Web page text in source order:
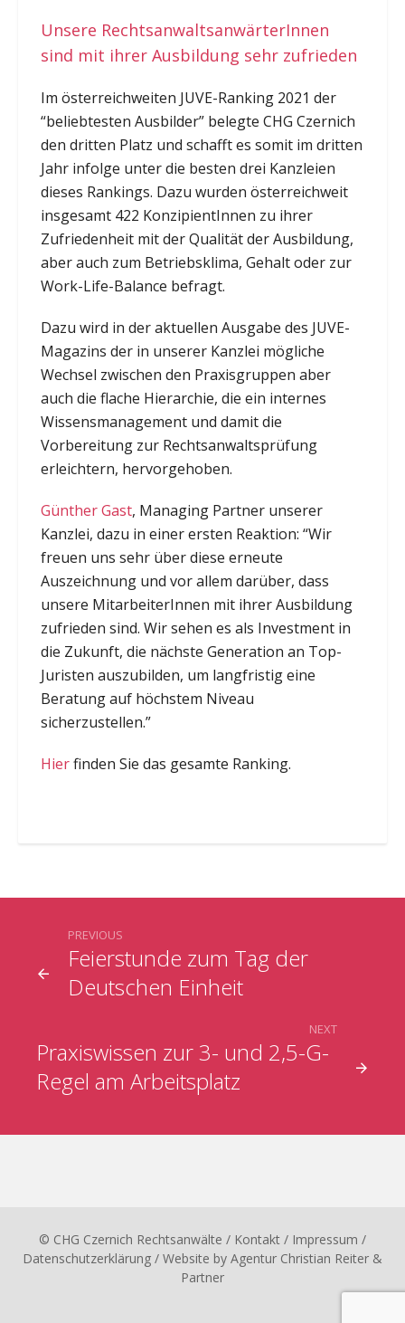
Unsere RechtsanwaltsanwärterInnen
sind mit ihrer Ausbildung sehr zufrieden
Im österreichweiten JUVE-Ranking 2021 der
“beliebtesten Ausbilder” belegte CHG Czernich
den dritten Platz und schafft es somit im dritten
Jahr infolge unter die besten drei Kanzleien
dieses Rankings. Dazu wurden österreichweit
insgesamt 422 KonzipientInnen zu ihrer
Zufriedenheit mit der Qualität der Ausbildung,
aber auch zum Betriebsklima, Gehalt oder zur
Work-Life-Balance befragt.
Dazu wird in der aktuellen Ausgabe des JUVE-
Magazins der in unserer Kanzlei mögliche
Wechsel zwischen den Praxisgruppen aber
auch die flache Hierarchie, die ein internes
Wissensmanagement und damit die
Vorbereitung zur Rechtsanwaltsprüfung
erleichtern, hervorgehoben.
Günther Gast, Managing Partner unserer
Kanzlei, dazu in einer ersten Reaktion: “Wir
freuen uns sehr über diese erneute
Auszeichnung und vor allem darüber, dass
unsere MitarbeiterInnen mit ihrer Ausbildung
zufrieden sind. Wir sehen es als Investment in
die Zukunft, die nächste Generation an Top-
Juristen auszubilden, um langfristig eine
Beratung auf höchstem Niveau
sicherzustellen.”
Hierfinden Sie das gesamte Ranking.
Feierstunde zum Tag der
Deutschen Einheit
PREVIOUS
Praxiswissen zur 3- und 2,5-G-
Regel am Arbeitsplatz
NEXT
© CHG Czernich Rechtsanwälte / Kontakt / Impressum /
Datenschutzerklärung / Website by Agentur Christian Reiter &
Partner